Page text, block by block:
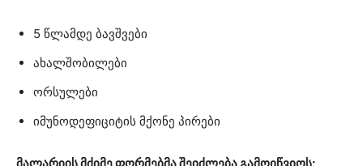
5 წლამდე ბავშვები
ახალშობილები
ორსულები
იმუნოდეფიციტის მქონე პირები